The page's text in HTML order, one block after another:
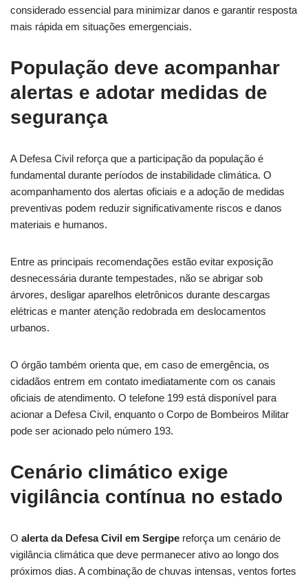
considerado essencial para minimizar danos e garantir resposta
mais rápida em situações emergenciais.
População deve acompanhar
alertas e adotar medidas de
segurança
A Defesa Civil reforça que a participação da população é
fundamental durante períodos de instabilidade climática. O
acompanhamento dos alertas oficiais e a adoção de medidas
preventivas podem reduzir significativamente riscos e danos
materiais e humanos.
Entre as principais recomendações estão evitar exposição
desnecessária durante tempestades, não se abrigar sob
árvores, desligar aparelhos eletrônicos durante descargas
elétricas e manter atenção redobrada em deslocamentos
urbanos.
O órgão também orienta que, em caso de emergência, os
cidadãos entrem em contato imediatamente com os canais
oficiais de atendimento. O telefone 199 está disponível para
acionar a Defesa Civil, enquanto o Corpo de Bombeiros Militar
pode ser acionado pelo número 193.
Cenário climático exige
vigilância contínua no estado
O alerta da Defesa Civil em Sergipe reforça um cenário de
vigilância climática que deve permanecer ativo ao longo dos
próximos dias. A combinação de chuvas intensas, ventos fortes